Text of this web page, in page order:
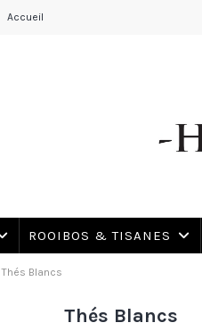
Accueil
ROOIBOS & TISANES
Thés Blancs
Thés Blancs